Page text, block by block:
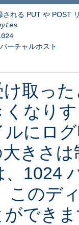
される PUT や POST
ーチャルホスト
取っ
なり
にロ
きさ
1024
このデ
ができ